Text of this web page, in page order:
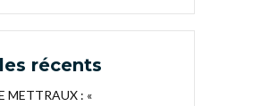
récents
METTRAUX : «